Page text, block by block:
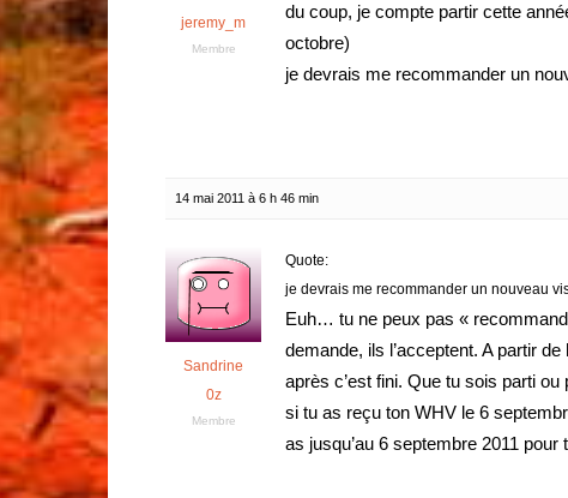
jeremy_m
Membre
du coup, je compte partir cette
octobre)
je devrais me recommander un
14 mai 2011 à 6 h 46 min
Sandrine
0z
Membre
Quote:
je devrais me recommander un nouveau
Euh… tu ne peux pas «
demande, ils l’acceptent. A partir
après c’est fini. Que tu sois parti ou
si tu as reçu ton WHV le 6
as jusqu’au 6 septembre 2011 pour